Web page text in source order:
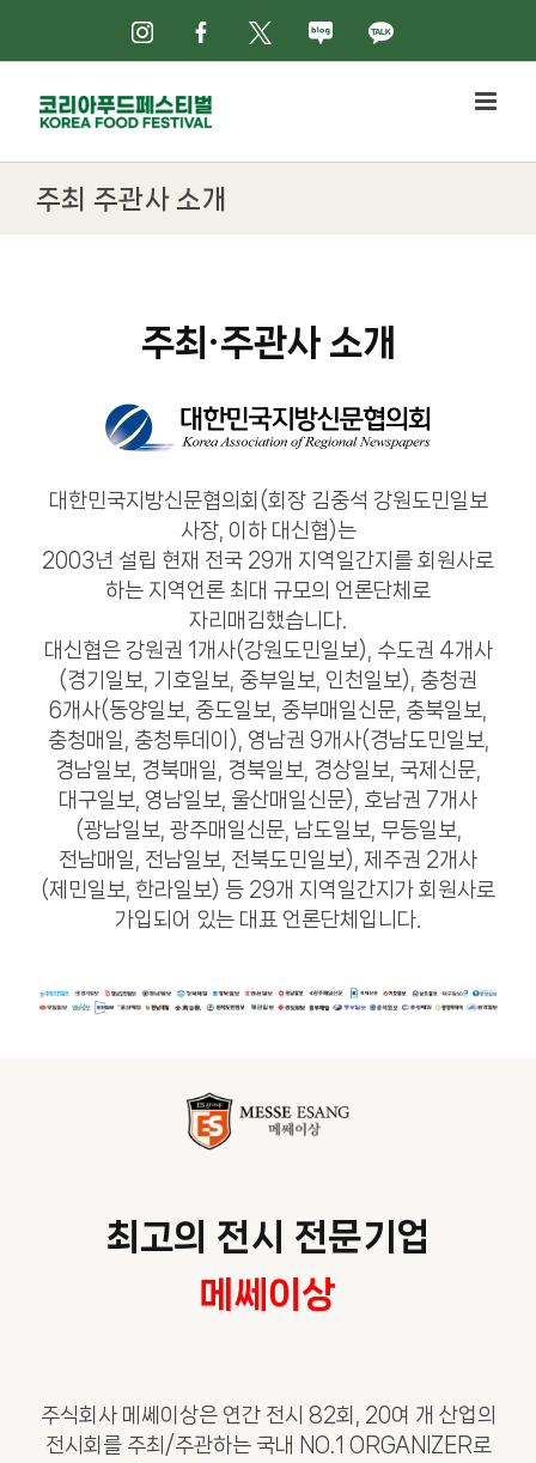
인스타그램
페이스북
X 네이버블로그
카카오톡
주최 주관사 소개
주최·주관사 소개
대한민국지방신문협의회(회장 김중석 강원도민일보
사장, 이하 대신협)는
2003년 설립 현재 전국 29개 지역일간지를 회원사로
하는 지역언론 최대 규모의 언론단체로
자리매김했습니다.
대신협은 강원권 1개사(강원도민일보), 수도권 4개사
(경기일보, 기호일보, 중부일보, 인천일보), 충청권
6개사(동양일보, 중도일보, 중부매일신문, 충북일보,
충청매일, 충청투데이), 영남권 9개사(경남도민일보,
경남일보, 경북매일, 경북일보, 경상일보, 국제신문,
대구일보, 영남일보, 울산매일신문), 호남권 7개사
(광남일보, 광주매일신문, 남도일보, 무등일보,
전남매일, 전남일보, 전북도민일보), 제주권 2개사
(제민일보, 한라일보) 등 29개 지역일간지가 회원사로
가입되어 있는 대표 언론단체입니다.
최고의 전시 전문기업
메쎄이상
주식회사 메쎄이상은 연간 전시 82회, 20여 개 산업의
전시회를 주최/주관하는 국내 NO.1 ORGANIZER로